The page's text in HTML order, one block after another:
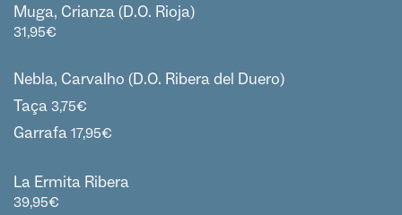
Muga, Crianza (D.O. Rioja)
31,95€
Nebla, Carvalho (D.O. Ribera del Duero)
Taça 3,75€
Garrafa 17,95€
La Ermita Ribera
39,95€